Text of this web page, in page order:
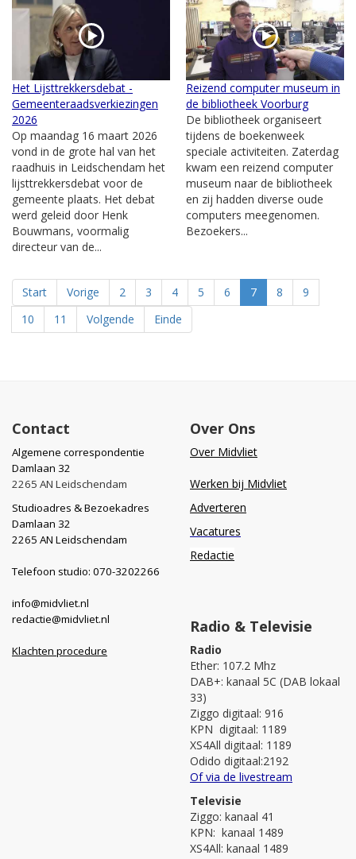
Het Lijsttrekkersdebat -
Gemeenteraadsverkiezingen
2026
Op maandag 16 maart 2026
vond in de grote hal van het
raadhuis in Leidschendam het
lijsttrekkersdebat voor de
gemeente plaats. Het debat
werd geleid door Henk
Bouwmans, voormalig
directeur van de...
Reizend computer museum in
de bibliotheek Voorburg
De bibliotheek organiseert
tijdens de boekenweek
speciale activiteiten. Zaterdag
kwam een reizend computer
museum naar de bibliotheek
en zij hadden diverse oude
computers meegenomen.
Bezoekers...
Start Vorige 2 3 4 5 6 7 8
9
10
11 Volgende Einde
Contact
Algemene correspondentie
Damlaan 32
2265 AN Leidschendam
Studioadres & Bezoekadres
Damlaan 32
2265 AN Leidschendam
Telefoon studio: 070-3202266
info@midvliet.nl
redactie@midvliet.nl
Klachten procedure
Over Ons
Over Midvliet
Werken bij Midvliet
Adverteren
Vacatures
Redactie
Radio & Televisie
Radio
Ether: 107.2 Mhz
DAB+: kanaal 5C (DAB lokaal
33)
Ziggo digitaal: 916
KPN digitaal: 1189
XS4All digitaal: 1189
Odido digitaal:2192
Of via de livestream
Televisie
Ziggo: kanaal 41
KPN: kanaal 1489
XS4All: kanaal 1489